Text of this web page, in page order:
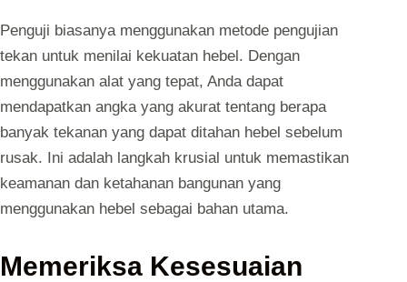
Penguji biasanya menggunakan metode pengujian
tekan untuk menilai kekuatan hebel. Dengan
menggunakan alat yang tepat, Anda dapat
mendapatkan angka yang akurat tentang berapa
banyak tekanan yang dapat ditahan hebel sebelum
rusak. Ini adalah langkah krusial untuk memastikan
keamanan dan ketahanan bangunan yang
menggunakan hebel sebagai bahan utama.
Memeriksa Kesesuaian